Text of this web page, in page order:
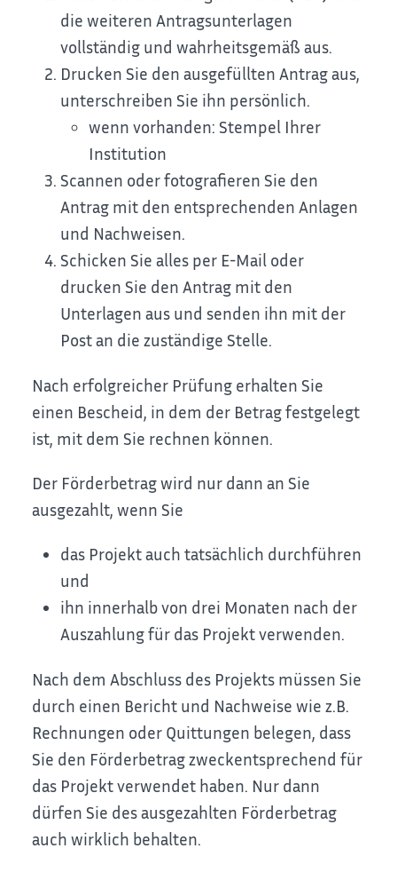
die weiteren Antragsunterlagen
vollständig und wahrheitsgemäß aus.
Drucken Sie den ausgefüllten Antrag aus,
unterschreiben Sie ihn persönlich.
wenn vorhanden: Stempel Ihrer
Institution
Scannen oder fotografieren Sie den
Antrag mit den entsprechenden Anlagen
und Nachweisen.
Schicken Sie alles per E-Mail oder
drucken Sie den Antrag mit den
Unterlagen aus und senden ihn mit der
Post an die zuständige Stelle.
Nach erfolgreicher Prüfung erhalten Sie
einen Bescheid, in dem der Betrag festgelegt
ist, mit dem Sie rechnen können.
Der Förderbetrag wird nur dann an Sie
ausgezahlt, wenn Sie
das Projekt auch tatsächlich durchführen
und
ihn innerhalb von drei Monaten nach der
Auszahlung für das Projekt verwenden.
Nach dem Abschluss des Projekts müssen Sie
durch einen Bericht und Nachweise wie z.B.
Rechnungen oder Quittungen belegen, dass
Sie den Förderbetrag zweckentsprechend für
das Projekt verwendet haben. Nur dann
dürfen Sie des ausgezahlten Förderbetrag
auch wirklich behalten.